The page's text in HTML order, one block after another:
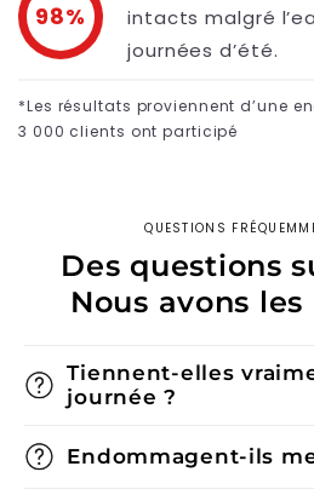
98%
intacts malgré
journées d’été.
*Les résultats proviennent d’une
3 000 clients ont participé
QUESTIONS
Des questions
Nous avons les
Tiennent-elles
journée ?
Endommagent-ils